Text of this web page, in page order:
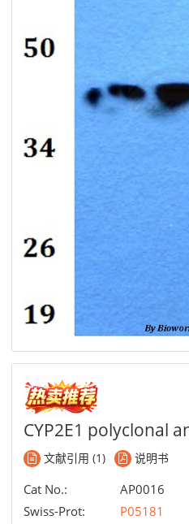
CYP2E1 polyclonal
文献引用 (1) 说明书
Cat No.:
AP0016
Swiss-Prot:
P05181